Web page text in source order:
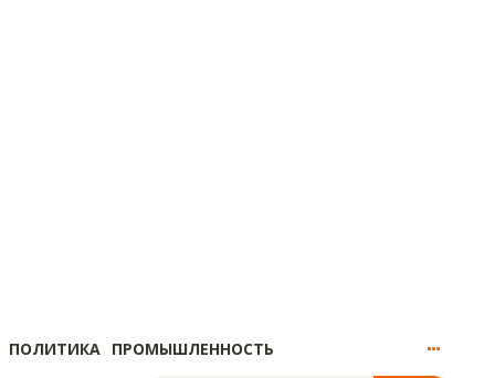
ПОЛИТИКА ПРОМЫШЛЕННОСТЬ